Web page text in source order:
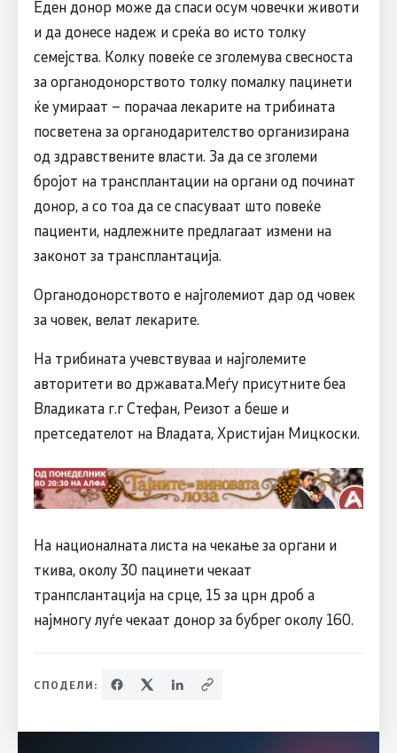
Еден донор може да спаси осум човечки животи
и да донесе надеж и среќа во исто толку
семејства. Колку повеќе се зголемува свесноста
за органодонорството толку помалку пацинети
ќе умираат – порачаа лекарите на трибината
посветена за органодарителство организирана
од здравствените власти. За да се зголеми
бројот на трансплантации на органи од починат
донор, а со тоа да се спасуваат што повеќе
пациенти, надлежните предлагаат измени на
законот за трансплантација.
Органодонорството е најголемиот дар од човек
за човек, велат лекарите.
На трибината учевствуваа и најголемите
авторитети во државата.Mеѓу присутните беа
Владиката г.г Стефан, Реизот a беше и
претседателот на Владата, Христијан Мицкоски.
На националната листа на чекање за органи и
ткива, околу 30 пацинети чекаат
транпслантација на срце, 15 за црн дроб а
најмногу луѓе чекаат донор за бубрег околу 160.
СПОДЕЛИ: